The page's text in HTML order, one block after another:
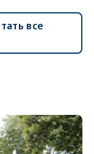
все